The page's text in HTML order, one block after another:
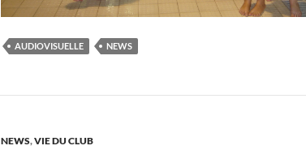
AUDIOVISUELLE NEWS
NEWS,VIE DU CLUB